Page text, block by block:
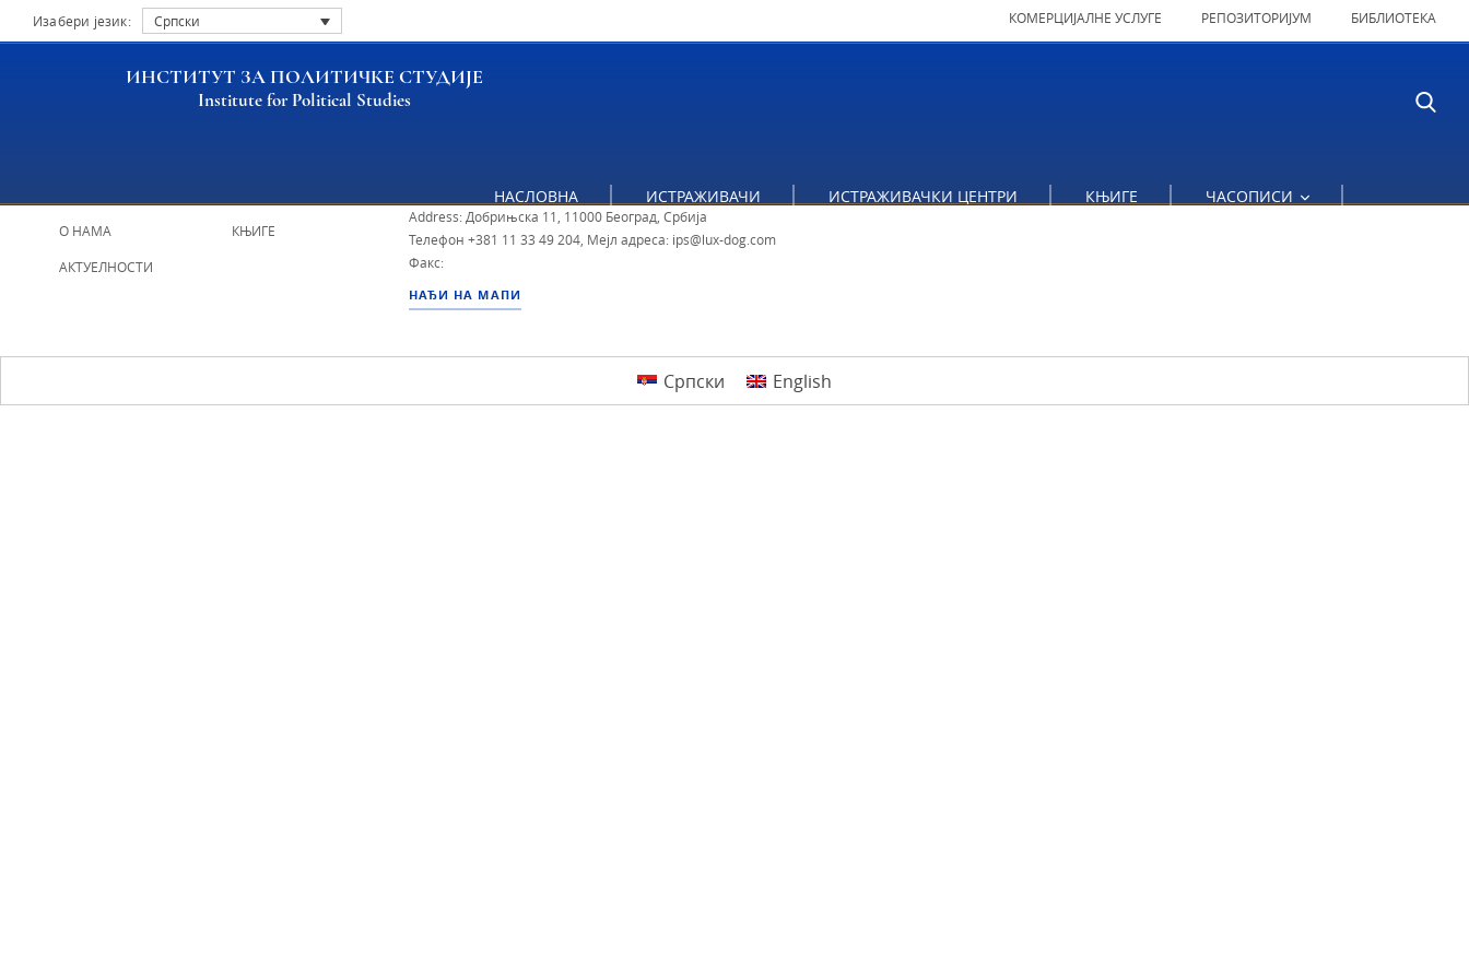
Изабери језик: Српски КОМЕРЦИЈАЛНЕ УСЛУГЕ РЕПОЗИТОРИЈУМ БИБЛИОТЕКА
ИНСТИТУТ ЗА ПОЛИТИЧКЕ СТУДИЈЕ
Institute for Political Studies
НАСЛОВНА ИСТРАЖИВАЧИ ИСТРАЖИВАЧКИ ЦЕНТРИ КЊИГЕ ЧАСОПИСИ
О НАМА
АКТУЕЛНОСТИ
КЊИГЕ
ИПС - Институт за политичке студије
Address: Добрињска 11, 11000 Београд, Србија
Телефон +381 11 33 49 204, Мејл адреса: ips@lux-dog.com
Факс:
НАЂИ НА МАПИ
Српски English